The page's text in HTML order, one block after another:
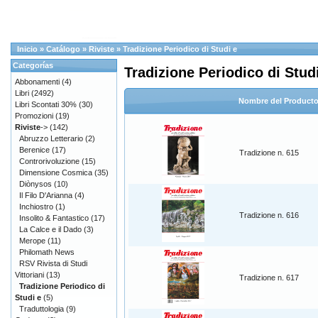
Inicio » Catálogo » Riviste » Tradizione Periodico di Studi e
Tradizione Periodico di
Nombre del
Tradizione n. 615
Tradizione n. 616
Tradizione n. 617
Categorías
Abbonamenti (4)
Libri (2492)
Libri Scontati 30% (30)
Promozioni (19)
Riviste-> (142)
Abruzzo Letterario (2)
Berenice (17)
Controrivoluzione (15)
Dimensione Cosmica (35)
Diònysos (10)
Il Filo D'Arianna (4)
Inchiostro (1)
Insolito & Fantastico (17)
La Calce e il Dado (3)
Merope (11)
Philomath News
RSV Rivista di Studi
Vittoriani (13)
Tradizione Periodico di
Studi e (5)
Traduttologia (9)